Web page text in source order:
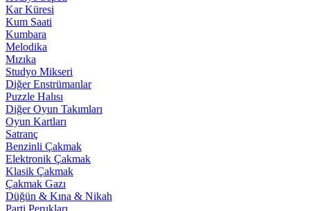
Kar Küresi
Kum Saati
Kumbara
Melodika
Mızıka
Studyo Mikseri
Diğer Enstrümanlar
Puzzle Halısı
Diğer Oyun Takımları
Oyun Kartları
Satranç
Benzinli Çakmak
Elektronik Çakmak
Klasik Çakmak
Çakmak Gazı
Düğün & Kına & Nikah
Parti Perukları